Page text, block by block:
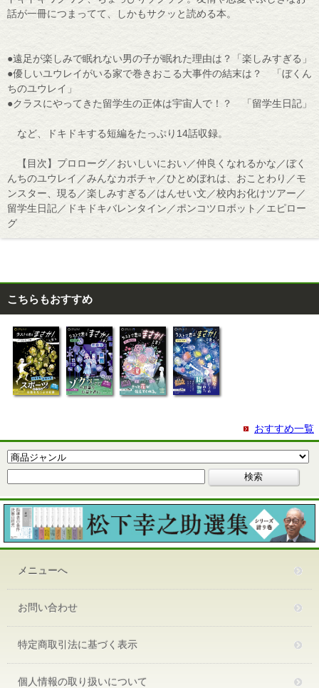
話が一冊につまってて、しかもサクッと読める本。
●遠足が楽しみで眠れない男の子が眠れた理由は？「楽しみすぎる」
●優しいユウレイがいる家で巻きおこる大事件の結末は？ 「ぼくん
ちのユウレイ」
●クラスにやってきた留学生の正体は宇宙人で！？ 「留学生日記」
など、ドキドキする短編をたっぷり14話収録。
【目次】プロローグ／おいしいにおい／仲良くなれるかな／ぼく
んちのユウレイ／みんなカボチャ／ひとめぼれは、おことわり／モ
ンスター、現る／楽しみすぎる／はんせい文／校内お化けツアー／
留学生日記／ドキドキバレンタイン／ポンコツロボット／エピロー
グ
こちらもおすすめ
おすすめ一覧
メニューへ
お問い合わせ
特定商取引法に基づく表示
個人情報の取り扱いについて